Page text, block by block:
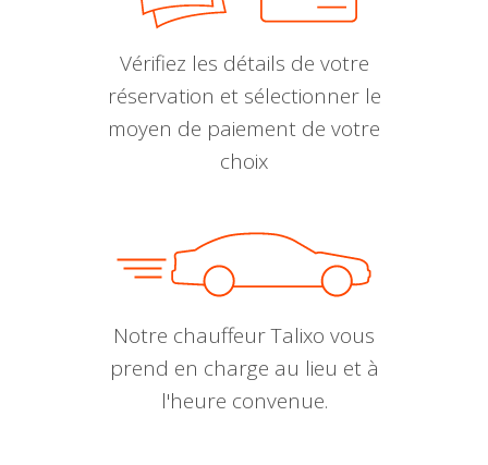
Vérifiez les détails de votre
réservation et sélectionner le
moyen de paiement de votre
choix
Notre chauffeur Talixo vous
prend en charge au lieu et à
l'heure convenue.